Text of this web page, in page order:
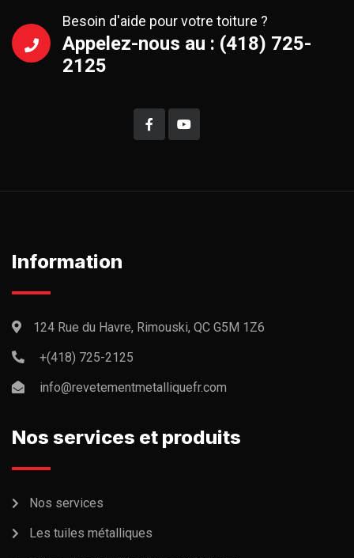
Besoin d'aide pour votre toiture ?
Appelez-nous au : (418) 725-
2125
Information
124 Rue du Havre, Rimouski, QC G5M 1Z6
+(418) 725-2125
info@revetementmetalliquefr.com
Nos services et produits
Nos services
Les tuiles métalliques